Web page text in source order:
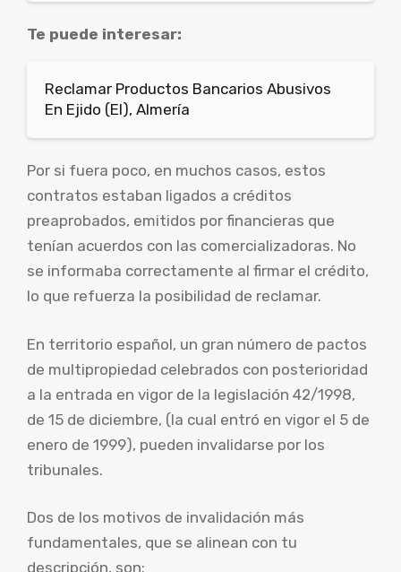
Te puede interesar:
Reclamar Productos Bancarios Abusivos
En Ejido (El), Almería
Por si fuera poco, en muchos casos, estos
contratos estaban ligados a créditos
preaprobados, emitidos por financieras que
tenían acuerdos con las comercializadoras. No
se informaba correctamente al firmar el crédito,
lo que refuerza la posibilidad de reclamar.
En territorio español, un gran número de pactos
de multipropiedad celebrados con posterioridad
a la entrada en vigor de la legislación 42/1998,
de 15 de diciembre, (la cual entró en vigor el 5 de
enero de 1999), pueden invalidarse por los
tribunales.
Dos de los motivos de invalidación más
fundamentales, que se alinean con tu
descripción, son: